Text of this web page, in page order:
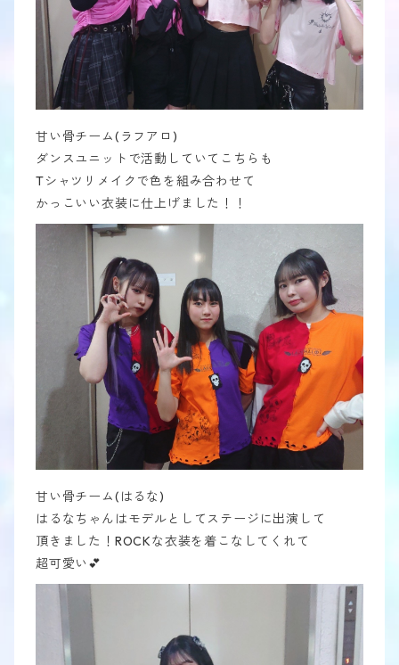
甘い骨チーム(ラフアロ)
ダンスユニットで活動していてこちらも
Tシャツリメイクで色を組み合わせて
かっこいい衣装に仕上げました！！
甘い骨チーム(はるな)
はるなちゃんはモデルとしてステージに出演して
頂きました！ROCKな衣装を着こなしてくれて
超可愛い💕